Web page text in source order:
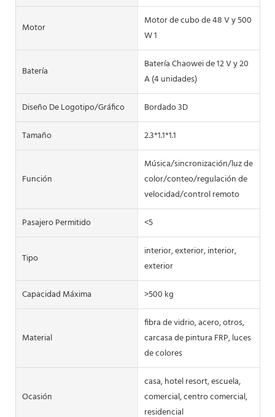
Motor
Motor de cubo de 48 V y 500
W 1
Batería
Batería Chaowei de 12 V y 20
A (4 unidades)
Diseño De Logotipo/gráfico
Bordado 3D
Tamaño
2.3*1.1*1.1
Función
Música/sincronización/luz de
color/conteo/regulación de
velocidad/control remoto
Pasajero Permitido
<5
Tipo
interior, exterior, interior,
exterior
Capacidad Máxima
>500 kg
Material
fibra de vidrio, acero, otros,
carcasa de pintura FRP, luces
de colores
Ocasión
casa, hotel resort, escuela,
comercial, centro comercial,
residencial